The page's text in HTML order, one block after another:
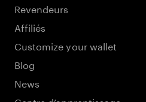
Revendeurs
Affiliés
Customize your wallet
Blog
News